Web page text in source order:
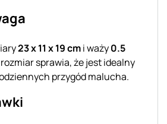
23 x 11 x 19 cmi waży0.5
sprawia, że jest idealny
przygód malucha.